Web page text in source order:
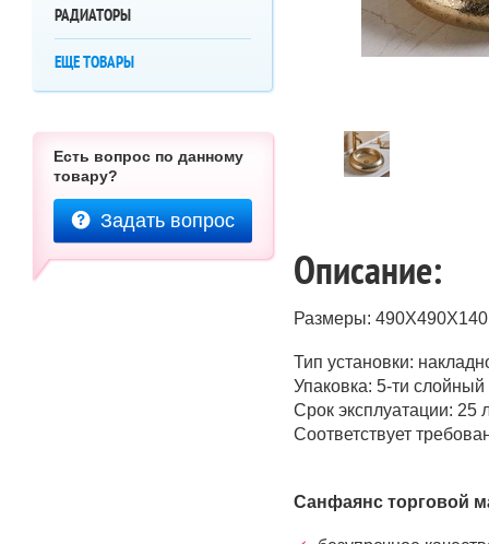
РАДИАТОРЫ
ЕЩЕ ТОВАРЫ
Есть вопрос по данному
товару?
Задать вопрос
Описание:
Размеры:
Тип установки:
Упаковка: 5-ти слойный
Срок эксплуатации: 25
Соответствует
Санфаянс торговой